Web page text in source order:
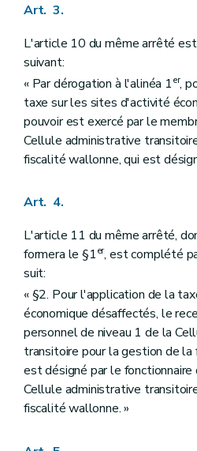
Art. 3.
L'article 10 du même arrêté
suivant:
« Par dérogation à l'alinéa 1er,
taxe sur les sites d'activité
pouvoir est exercé par le
Cellule administrative
fiscalité wallonne, qui est
Art. 4.
L'article 11 du même arrêté,
formera le §1er, est complété
suit:
« §2. Pour l'application de la
économique désaffectés, le
personnel de niveau 1 de la
transitoire pour la gestion de
est désigné par le
Cellule administrative
fiscalité wallonne. »